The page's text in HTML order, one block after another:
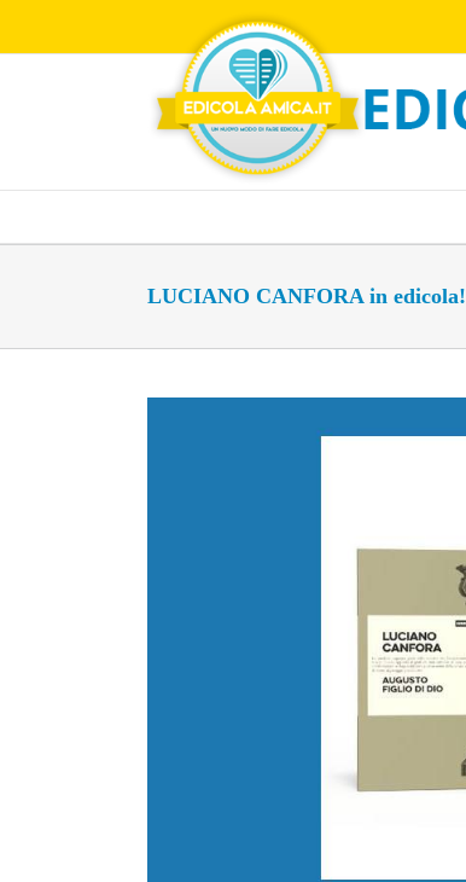
al
LUCIANO CANFORA in edicola!